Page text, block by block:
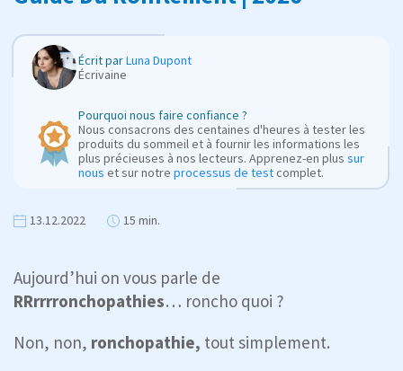
Écrit parLuna Dupont
Écrivaine
Pourquoi nous faire confiance ?
Nous consacrons des centaines d'heures à tester les
produits du sommeil et à fournir les informations les
plus précieuses à nos lecteurs. Apprenez-en plus sur
nous et sur notre processus de testcomplet.
13.12.2022 15 min.
Aujourd’hui on vous parle de
RRrrrronchopathies… roncho quoi ?
Non, non, ronchopathie, tout simplement.